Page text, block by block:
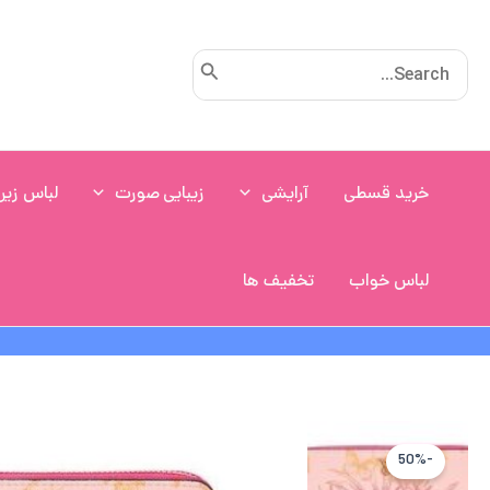
Search
for:
خرید قسطی آرایشی زیبایی صورت لباس زیر
لباس خواب تخفیف ها
-50%